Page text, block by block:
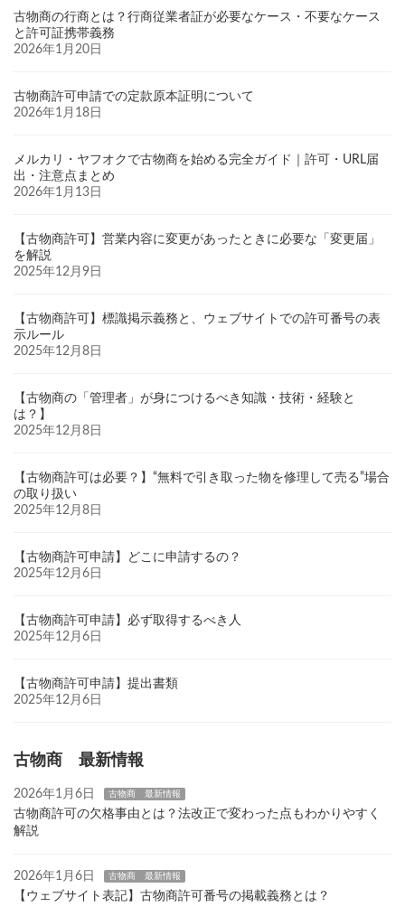
古物商の行商とは？行商従業者証が必要なケース・不要なケース
と許可証携帯義務
2026年1月20日
古物商許可申請での定款原本証明について
2026年1月18日
メルカリ・ヤフオクで古物商を始める完全ガイド｜許可・URL届
出・注意点まとめ
2026年1月13日
【古物商許可】営業内容に変更があったときに必要な「変更届」
を解説
2025年12月9日
【古物商許可】標識掲示義務と、ウェブサイトでの許可番号の表
示ルール
2025年12月8日
【古物商の「管理者」が身につけるべき知識・技術・経験と
は？】
2025年12月8日
【古物商許可は必要？】“無料で引き取った物を修理して売る”場合
の取り扱い
2025年12月8日
【古物商許可申請】どこに申請するの？
2025年12月6日
【古物商許可申請】必ず取得するべき人
2025年12月6日
【古物商許可申請】提出書類
2025年12月6日
古物商 最新情報
2026年1月6日 古物商 最新情報
古物商許可の欠格事由とは？法改正で変わった点もわかりやすく
解説
2026年1月6日 古物商 最新情報
【ウェブサイト表記】古物商許可番号の掲載義務とは？